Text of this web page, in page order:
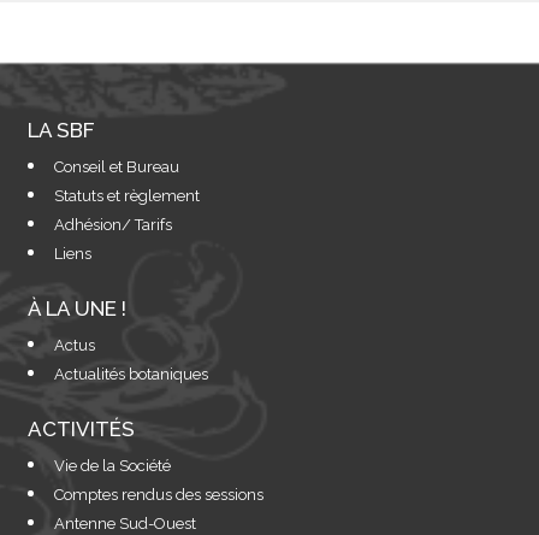
LA SBF
Conseil et Bureau
Statuts et règlement
Adhésion/ Tarifs
Liens
À LA UNE !
Actus
Actualités botaniques
ACTIVITÉS
Vie de la Société
Comptes rendus des sessions
Antenne Sud-Ouest